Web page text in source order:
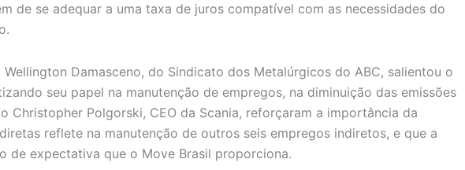
de se adequar a uma taxa de juros compatível com as necessidades do
Damasceno, do Sindicato dos Metalúrgicos do ABC, salientou o
seu papel na manutenção de empregos, na diminuição das emissões
Polgorski, CEO da Scania, reforçaram a importância da
reflete na manutenção de outros seis empregos indiretos, e que a
de expectativa que o Move Brasil proporciona.